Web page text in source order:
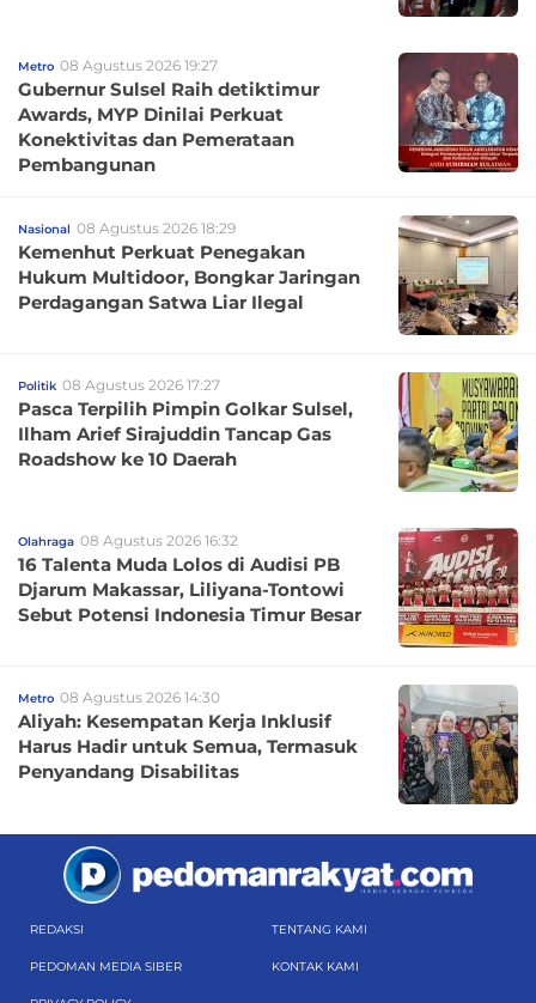
Metro 08 Agustus 2026 19:27
Gubernur Sulsel Raih detiktimur
Awards, MYP Dinilai Perkuat
Konektivitas dan Pemerataan
Pembangunan
Nasional 08 Agustus 2026 18:29
Kemenhut Perkuat Penegakan
Hukum Multidoor, Bongkar Jaringan
Perdagangan Satwa Liar Ilegal
Politik 08 Agustus 2026 17:27
Pasca Terpilih Pimpin Golkar Sulsel,
Ilham Arief Sirajuddin Tancap Gas
Roadshow ke 10 Daerah
Olahraga 08 Agustus 2026 16:32
16 Talenta Muda Lolos di Audisi PB
Djarum Makassar, Liliyana-Tontowi
Sebut Potensi Indonesia Timur Besar
Metro 08 Agustus 2026 14:30
Aliyah: Kesempatan Kerja Inklusif
Harus Hadir untuk Semua, Termasuk
Penyandang Disabilitas
REDAKSI TENTANG KAMI
PEDOMAN MEDIA SIBER KONTAK KAMI